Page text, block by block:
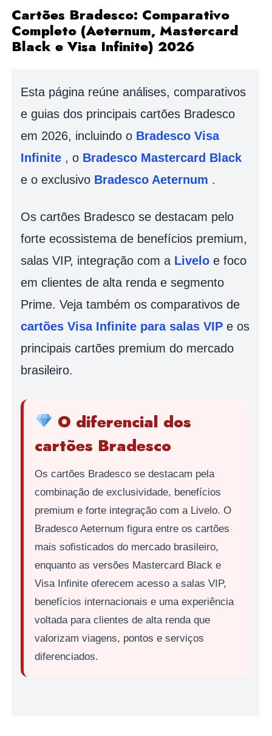
Cartões Bradesco: Comparativo
Completo (Aeternum, Mastercard
Black e Visa Infinite) 2026
Esta página reúne análises, comparativos
e guias dos principais cartões Bradesco
em 2026, incluindo o Bradesco Visa
Infinite , o Bradesco Mastercard Black
e o exclusivo Bradesco Aeternum .
Os cartões Bradesco se destacam pelo
forte ecossistema de benefícios premium,
salas VIP, integração com a Livelo e foco
em clientes de alta renda e segmento
Prime. Veja também os comparativos de
cartões Visa Infinite para salas VIP e os
principais cartões premium do mercado
brasileiro.
O diferencial dos
cartões Bradesco
Os cartões Bradesco se destacam pela
combinação de exclusividade, benefícios
premium e forte integração com a Livelo. O
Bradesco Aeternum figura entre os cartões
mais sofisticados do mercado brasileiro,
enquanto as versões Mastercard Black e
Visa Infinite oferecem acesso a salas VIP,
benefícios internacionais e uma experiência
voltada para clientes de alta renda que
valorizam viagens, pontos e serviços
diferenciados.